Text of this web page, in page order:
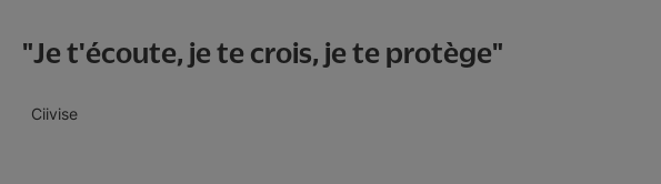
Je t'écoute, je te crois, je te protège
Ciivise